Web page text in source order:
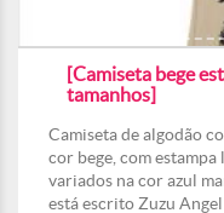
[Camiseta bege
tamanhos]
Camiseta de algodão
cor bege, com
variados na cor azul
está escrito Zuzu